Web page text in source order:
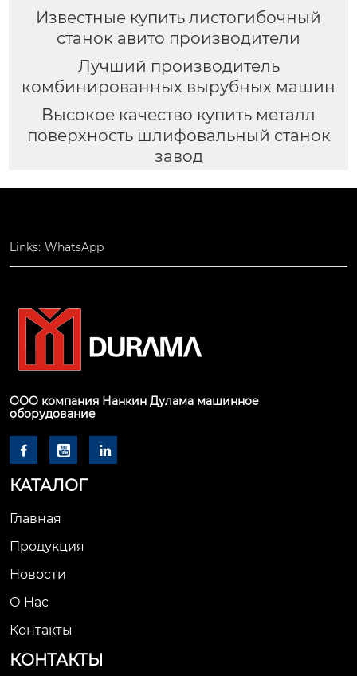
Известные купить листогибочный
станок авито производители
Лучший производитель
комбинированных вырубных машин
Высокое качество купить металл
поверхность шлифовальный станок
завод
Links: WhatsApp
ООО компания Нанкин Дулама машинное
оборудование
  
КАТАЛОГ
Главная
Продукция
Новости
О Hас
Контакты
КОНТАКТЫ